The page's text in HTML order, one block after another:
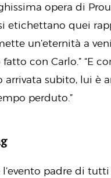
opera di
etichettano quei
un’eternità a
fatto con Carlo.” “E
arrivata subito, lui è
perduto.”
l’evento padre di